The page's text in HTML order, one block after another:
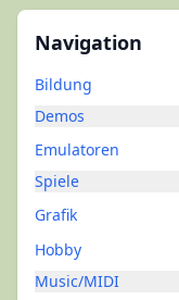
Navigation
Bildung
Demos
Emulatoren
Spiele
Grafik
Hobby
Music/MIDI